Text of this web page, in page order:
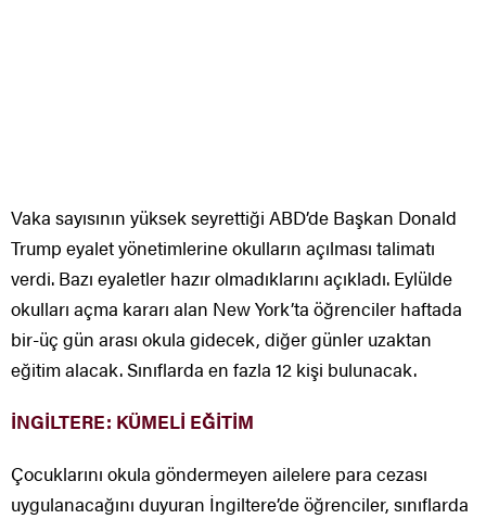
Vaka sayısının yüksek seyrettiği ABD’de Başkan Donald
Trump eyalet yönetimlerine okulların açılması talimatı
verdi. Bazı eyaletler hazır olmadıklarını açıkladı. Eylülde
okulları açma kararı alan New York’ta öğrenciler haftada
bir-üç gün arası okula gidecek, diğer günler uzaktan
eğitim alacak. Sınıflarda en fazla 12 kişi bulunacak.
İNGİLTERE: KÜMELİ EĞİTİM
Çocuklarını okula göndermeyen ailelere para cezası
uygulanacağını duyuran İngiltere’de öğrenciler, sınıflarda